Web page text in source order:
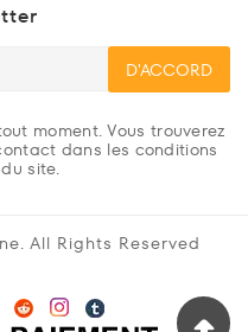
D'ACCORD
moment. Vous trouverez
dans les conditions
site.
All Rights Reserved